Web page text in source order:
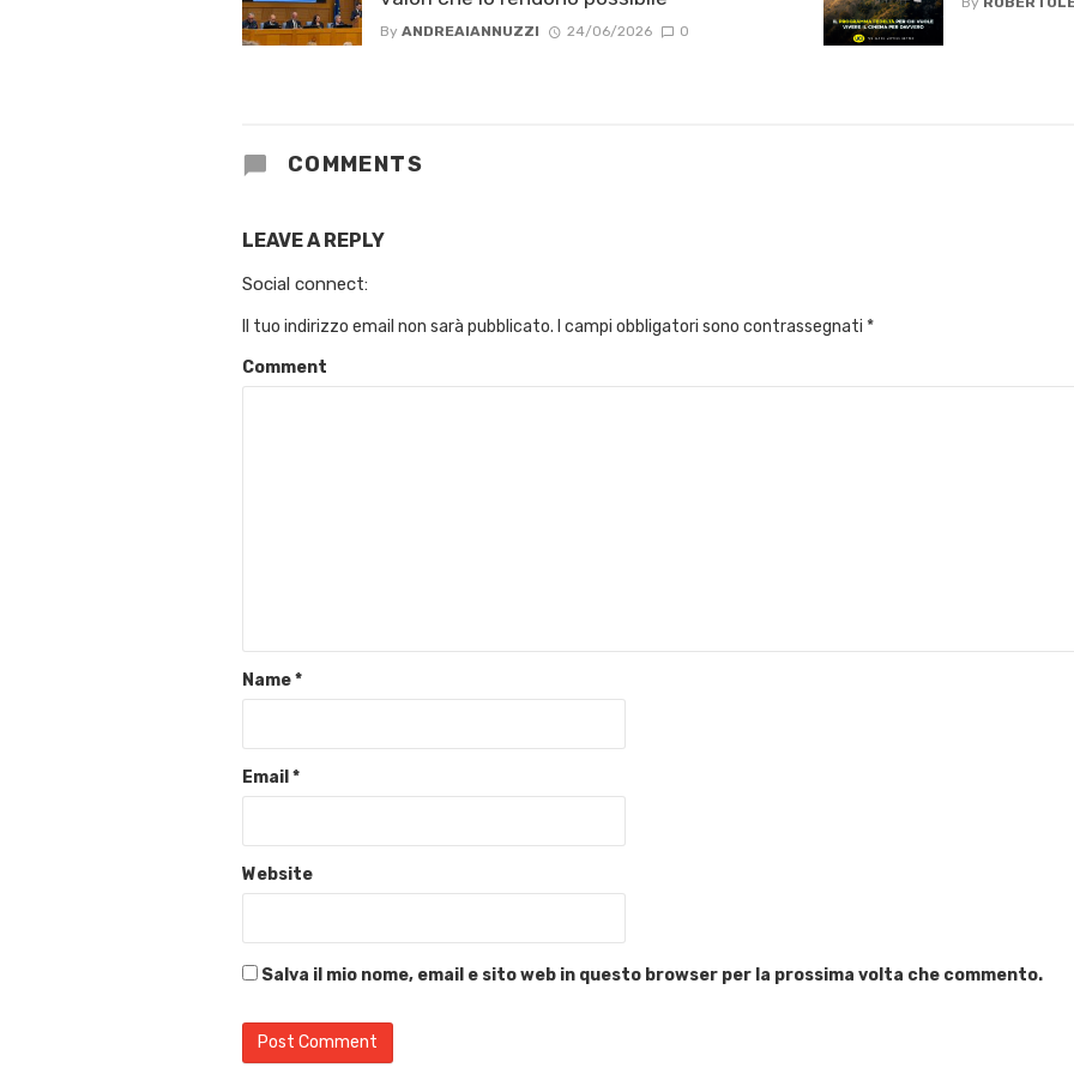
By ANDREAIANNUZZI 24/06/2026 0
COMMENTS
LEAVE A REPLY
Social connect:
Il tuo indirizzo email non sarà pubblicato. I campi obbligatori sono contrassegnati *
Comment
Name*
Email *
Website
Salva il mio nome, email e sito web in questo browser per la prossima volta che commento.